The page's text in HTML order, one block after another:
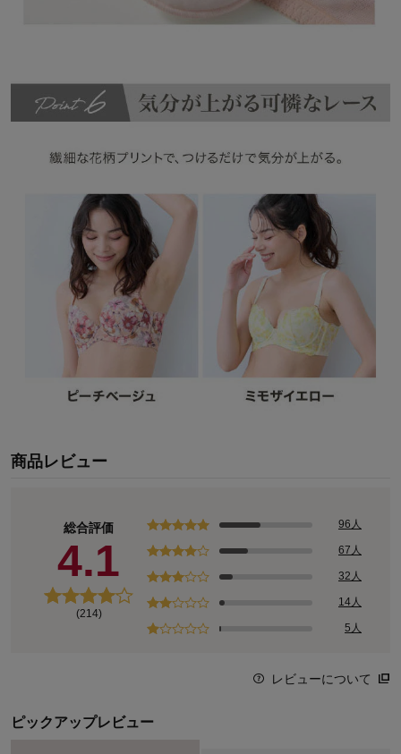
商品レビュー
総合評価
4.1
(214)
96人
67人
32人
14人
5人
レビューについて
ピックアップレビュー